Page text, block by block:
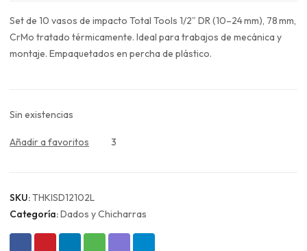
original
era:
$31.990.
actual
es:
$23.993.
Set de 10 vasos de impacto Total Tools 1/2″ DR (10–24 mm), 78 mm,
CrMo tratado térmicamente. Ideal para trabajos de mecánica y
montaje. Empaquetados en percha de plástico.
Sin existencias
Añadir a favoritos 3
SKU:THKISD12102L
Categoría:Dados y Chicharras